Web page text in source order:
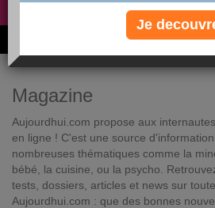
Non, je préfère le
6M de personnes ont maigri et
Magazine
Aujourdhui.com propose aux
en ligne ! C'est une source
nombreuses thématiques comme la
bébé, la cuisine, ou la psycho.
tests, dossiers, articles et news sur
Aujourdhui.com : que des bonnes
Je